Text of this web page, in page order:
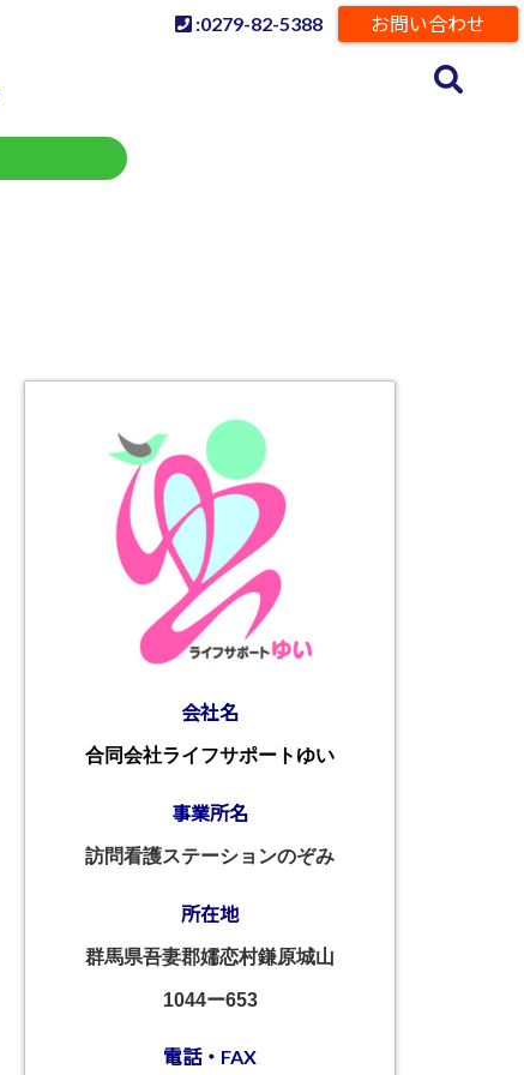
お問い合わせ
:0279-82-5388
会社名
合同会社ライフサポートゆい
事業所名
訪問看護ステーションのぞみ
所在地
群馬県吾妻郡嬬恋村鎌原城山
1044ー653
電話・FAX